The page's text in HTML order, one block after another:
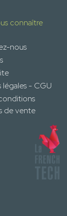
connaître
nous
légales - CGU
de vente